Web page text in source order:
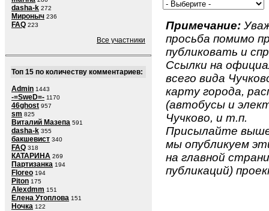
dasha-k 272
Мироныч 236
FAQ 223
Все участники
Топ 15 по количеству комментариев:
Admin 1443
-=SweD=- 1170
46ghost 957
sm 825
Виталий Мазепа 591
dasha-k 355
бакшевист 340
FAQ 318
КАТАРИНА 269
Партизанка 194
Floreo 194
Piton 175
Alexdmm 151
Елена Утоплова 151
Ночка 122
Примечание:
просьба помимо
публиковать и
Ссылки на
всего вида
карту города,
(автобусы и
Чучково, и т.п.
Присылайте
мы опубликуем
на главной
публикаций)